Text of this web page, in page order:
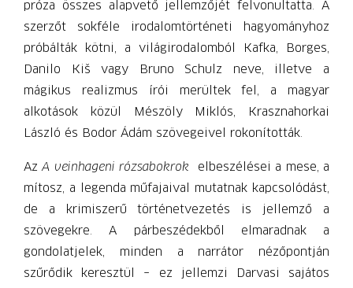
próza összes alapvető jellemzőjét felvonultatta. A
szerzőt sokféle irodalomtörténeti hagyományhoz
próbálták kötni, a világirodalomból Kafka, Borges,
Danilo Kiš vagy Bruno Schulz neve, illetve a
mágikus realizmus írói merültek fel, a magyar
alkotások közül Mészöly Miklós, Krasznahorkai
László és Bodor Ádám szövegeivel rokonították.
AzA veinhageni rózsabokrok elbeszélései a mese, a
mítosz, a legenda műfajaival mutatnak kapcsolódást,
de a krimiszerű történetvezetés is jellemző a
szövegekre. A párbeszédekből elmaradnak a
gondolatjelek, minden a narrátor nézőpontján
szűrődik keresztül – ez jellemzi Darvasi sajátos